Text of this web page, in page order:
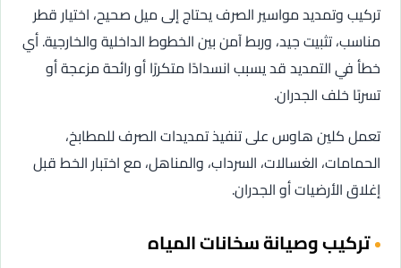
تركيب وتمديد مواسير الصرف يحتاج إلى ميل صحيح، اختيار قطر
مناسب، تثبيت جيد، وربط آمن بين الخطوط الداخلية والخارجية. أي
خطأ في التمديد قد يسبب انسدادًا متكررًا أو رائحة مزعجة أو
تسربًا خلف الجدران.
تعمل كلين هاوس على تنفيذ تمديدات الصرف للمطابخ،
الحمامات، الغسالات، السرداب، والمناهل، مع اختبار الخط قبل
إغلاق الأرضيات أو الجدران.
تركيب وصيانة سخانات المياه